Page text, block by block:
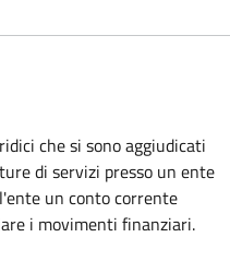
che si sono aggiudicati
di servizi presso un ente
un conto corrente
i movimenti finanziari.